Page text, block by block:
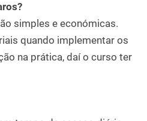
simples e económicas.
quando implementar os
na prática, daí o curso ter